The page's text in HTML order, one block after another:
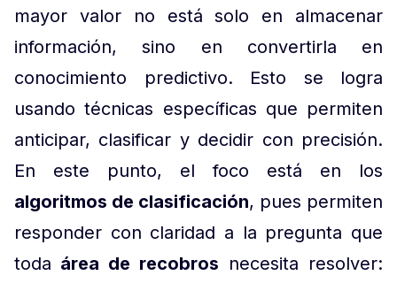
mayor valor no está solo en almacenar
información, sino en convertirla en
conocimiento predictivo. Esto se logra
usando técnicas específicas que permiten
anticipar, clasificar y decidir con precisión.
En este punto, el foco está en los
algoritmos de clasificación, pues permiten
responder con claridad a la pregunta que
toda área de recobros necesita resolver: